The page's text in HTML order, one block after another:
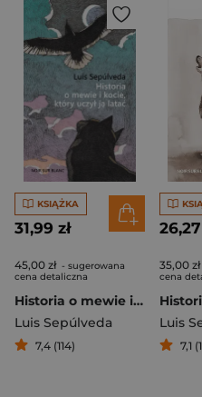
KSIĄŻKA
31,99 zł
45,00 zł - sugerowana
cena detaliczna
Historia o mewie i kocie, który uczył ją latać
Luis Sepúlveda
7,4 (114)
26,27
35,00 zł
cena
Luis
7,1